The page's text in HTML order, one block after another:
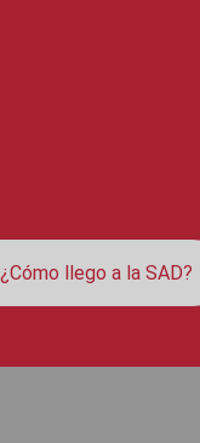
¿Cómo llego a la SAD?